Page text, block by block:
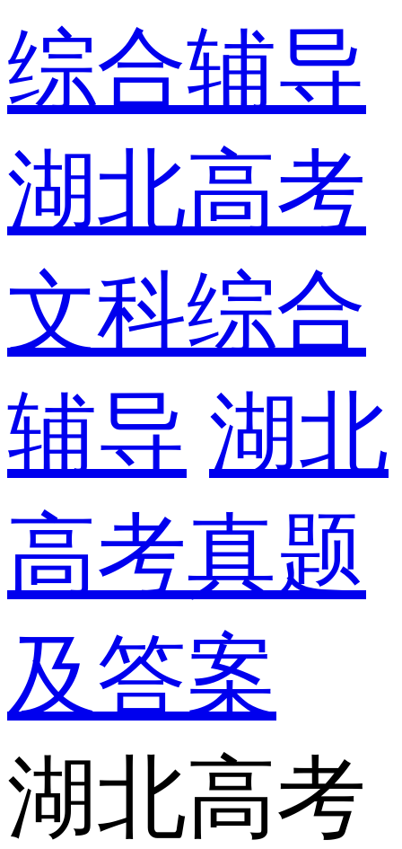
综合辅导
湖北高考
文科综合
辅导 湖北
高考真题
及答案
湖北高考